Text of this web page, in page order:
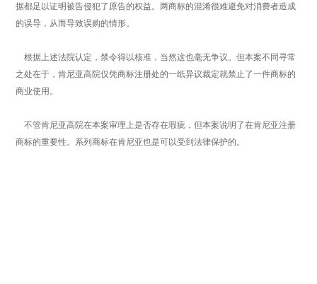
据都足以证明被告侵犯了原告的权益。两商标的混淆很难避免对消费者造成
的误导，从而导致误购的情形。
根据上述法院认定，禁令得以核准，当然这也毫无争议。但本案不同寻常
之处在于，肯尼亚高院仅凭商标注册处的一纸异议裁定就禁止了一件商标的
商业使用。
不管肯尼亚高院在本案审理上是否存在瑕疵，但本案说明了在肯尼亚注册
商标的重要性。系列商标在肯尼亚也是可以受到法律保护的。